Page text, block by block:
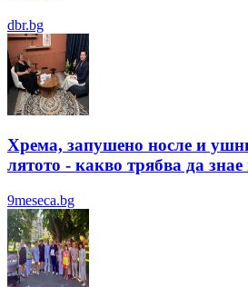
dbr.bg
Хрема, запушено носле и
лятотo - какво трябва да знае
9meseca.bg